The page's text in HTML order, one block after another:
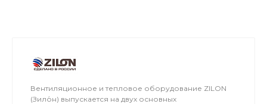
Вентиляционное и тепловое оборудование ZILON
(Зило́н) выпускается на двух основных